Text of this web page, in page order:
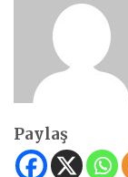
Paylaş